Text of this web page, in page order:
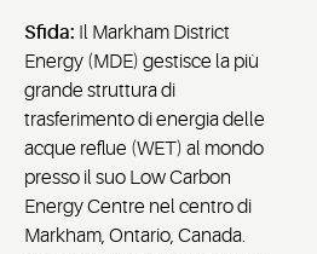
Sfida: Il Markham District
Energy (MDE) gestisce la più
grande struttura di
trasferimento di energia delle
acque reflue (WET) al mondo
presso il suo Low Carbon
Energy Centre nel centro di
Markham, Ontario, Canada.